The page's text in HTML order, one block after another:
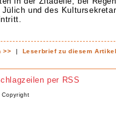
und des
>> | Leserbrief zu diesem
per RSS